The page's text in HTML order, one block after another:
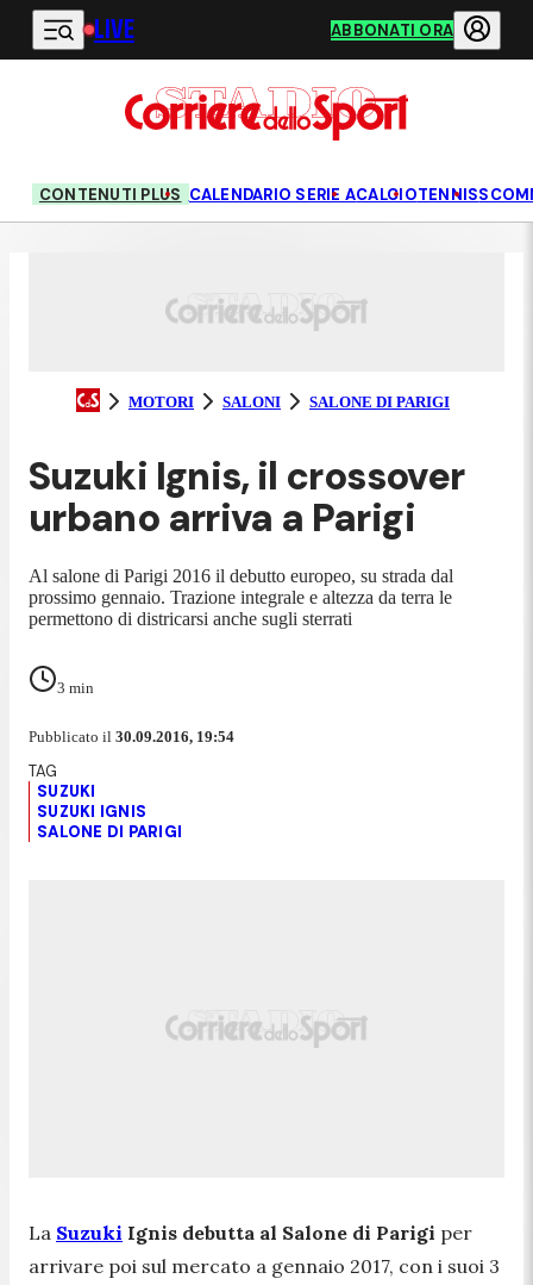
Vai al contenuto principale
LIVE ABBONATI ORA
CONTENUTI PLUS CALENDARIO SERIE ACALCIOTENNIS
MOTORI SALONI SALONE DI PARIGI
Suzuki Ignis, il crossover
urbano arriva a Parigi
Al salone di Parigi 2016 il debutto europeo, su strada dal
prossimo gennaio. Trazione integrale e altezza da terra le
permettono di districarsi anche sugli sterrati
3 min
Pubblicato il 30.09.2016, 19:54
SUZUKI
SUZUKI IGNIS
SALONE DI PARIGI
La Suzuki Ignis debutta al Salone di Parigi per
arrivare poi sul mercato a gennaio 2017, con i suoi 3